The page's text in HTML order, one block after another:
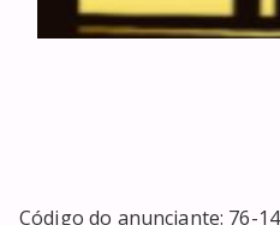
Código do anunciante: 76-14